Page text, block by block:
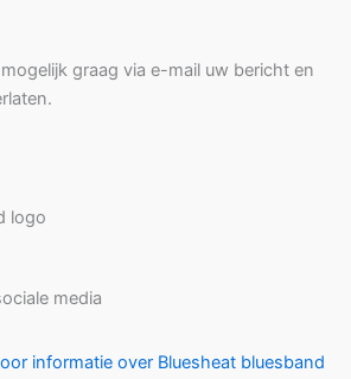
graag via e-mail uw bericht en
media
informatie over Bluesheat bluesband